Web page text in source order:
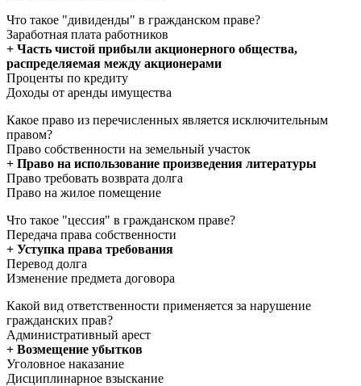
Что такое "дивиденды" в гражданском праве?
Заработная плата работников
+ Часть чистой прибыли акционерного общества,
распределяемая между акционерами
Проценты по кредиту
Доходы от аренды имущества
Какое право из перечисленных является исключительным
правом?
Право собственности на земельный участок
+ Право на использование произведения литературы
Право требовать возврата долга
Право на жилое помещение
Что такое "цессия" в гражданском праве?
Передача права собственности
+ Уступка права требования
Перевод долга
Изменение предмета договора
Какой вид ответственности применяется за нарушение
гражданских прав?
Административный арест
+ Возмещение убытков
Уголовное наказание
Дисциплинарное взыскание